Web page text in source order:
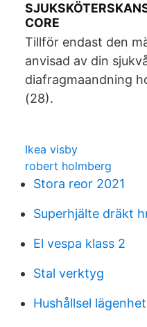
CORE
Tillför endast den
anvisad av din
diafragmaandning
(28).
Ikea visby
robert holmberg
Stora reor 2021
Superhjälte dräkt
El vespa klass 2
Stal verktyg
Hushållsel